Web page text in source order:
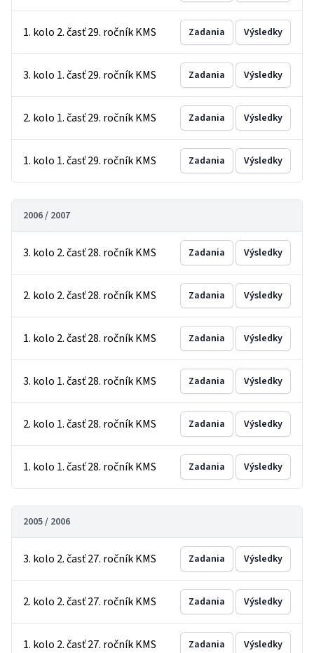
1. kolo 2. časť 29. ročník KMS Zadania Výsledky
3. kolo 1. časť 29. ročník KMS Zadania Výsledky
2. kolo 1. časť 29. ročník KMS Zadania Výsledky
1. kolo 1. časť 29. ročník KMS Zadania Výsledky
2006 / 2007
3. kolo 2. časť 28. ročník KMS Zadania Výsledky
2. kolo 2. časť 28. ročník KMS Zadania Výsledky
1. kolo 2. časť 28. ročník KMS Zadania Výsledky
3. kolo 1. časť 28. ročník KMS Zadania Výsledky
2. kolo 1. časť 28. ročník KMS Zadania Výsledky
1. kolo 1. časť 28. ročník KMS Zadania Výsledky
2005 / 2006
3. kolo 2. časť 27. ročník KMS Zadania Výsledky
2. kolo 2. časť 27. ročník KMS Zadania Výsledky
1. kolo 2. časť 27. ročník KMS Zadania Výsledky